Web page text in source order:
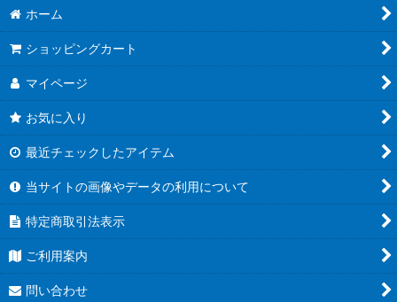
ホーム
ショッピングカート
マイページ
お気に入り
最近チェックしたアイテム
当サイトの画像やデータの利用について
特定商取引法表示
ご利用案内
問い合わせ